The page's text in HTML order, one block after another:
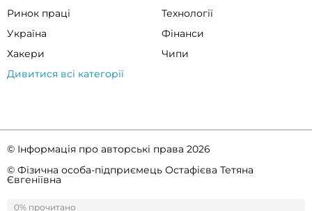
0% прочитано
0%
Ринок праці
Технології
Україна
Фінанси
Хакери
Чипи
Дивитися всі категорії
© Інформація про авторські права 2026
© Фізична особа-підприємець Остафієва Тетяна
Євгеніївна
Правила спільноти